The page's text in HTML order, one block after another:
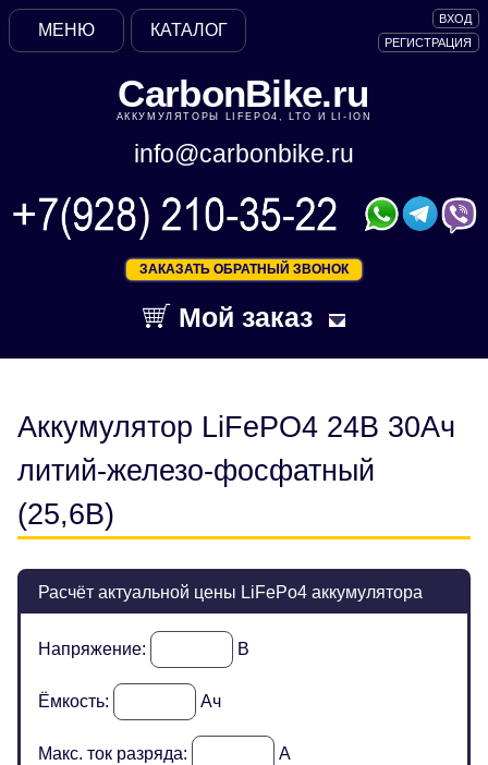
CarbonBike.ru
АККУМУЛЯТОРЫ LIFEPO4, LTO И LI-ION
info@carbonbike.ru
ЗАКАЗАТЬ ОБРАТНЫЙ ЗВОНОК
Мой заказ
ВХОД
РЕГИСТРАЦИЯ
КАТАЛОГ
МЕНЮ
Аккумулятор LiFePO4 24В 30Ач
литий-железо-фосфатный
(25,6В)
Расчёт актуальной цены LiFePo4 аккумулятора
Напряжение: В
Ёмкость: Ач
Макс. ток разряда: А